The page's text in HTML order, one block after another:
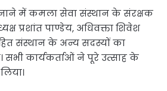
में कमला सेवा संस्थान के संरक्षक
प्रशांत पाण्डेय, अधिवक्ता शिवेश
संस्थान के अन्य सदस्यों का
सभी कार्यकर्ताओं ने पूरे उत्साह के